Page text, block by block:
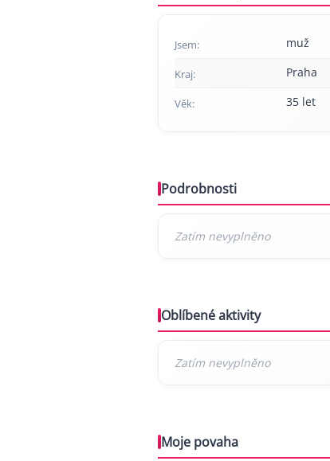
Jsem: muž
Kraj: Praha
Věk: 35 let
Podrobnosti
Oblíbené aktivity
Moje povaha